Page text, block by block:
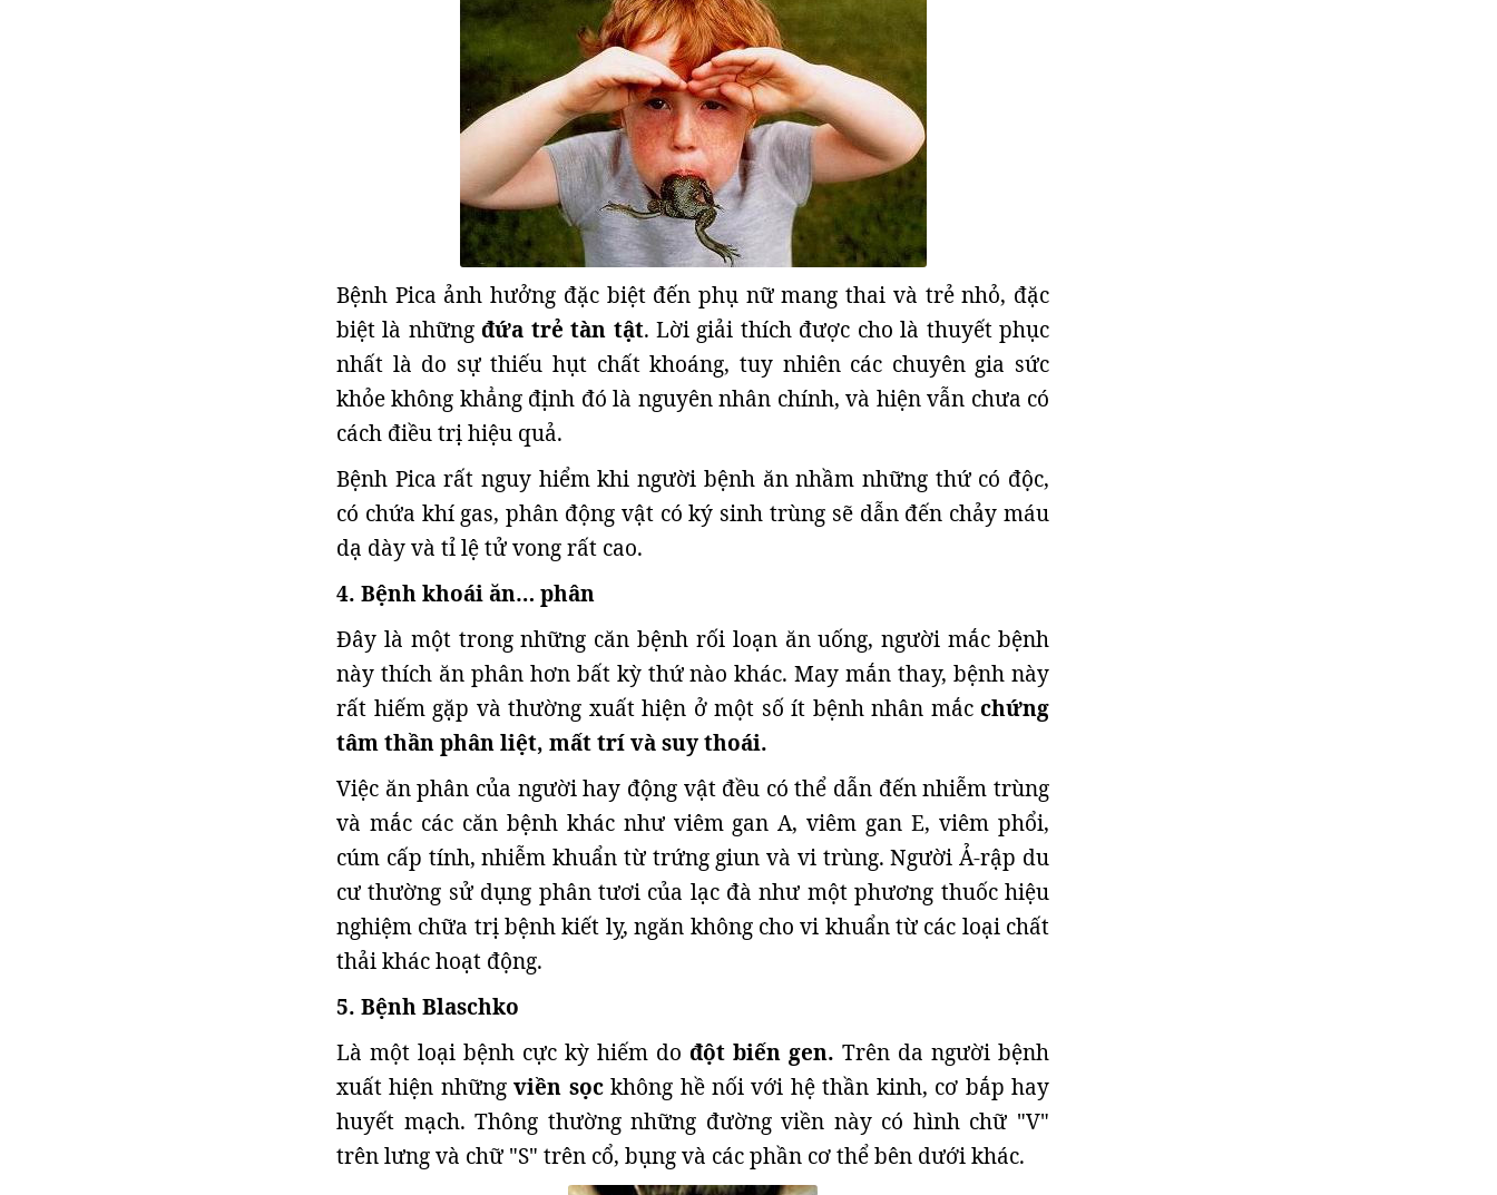
Bệnh Pica ảnh hưởng đặc biệt đến phụ nữ mang thai và trẻ nhỏ, đặc
biệt là nhữngđứa trẻ tàn tật. Lời giải thích được cho là thuyết phục
nhất là do sự thiếu hụt chất khoáng, tuy nhiên các chuyên gia sức
khỏe không khẳng định đó là nguyên nhân chính, và hiện vẫn chưa có
cách điều trị hiệu quả.
Bệnh Pica rất nguy hiểm khi người bệnh ăn nhầm những thứ có độc,
có chứa khí gas, phân động vật có ký sinh trùng sẽ dẫn đến chảy máu
dạ dày và tỉ lệ tử vong rất cao.
4. Bệnh khoái ăn… phân
Đây là một trong những căn bệnh rối loạn ăn uống, người mắc bệnh
này thích ăn phân hơn bất kỳ thứ nào khác. May mắn thay, bệnh này
rất hiếm gặp và thường xuất hiện ở một số ít bệnh nhân mắcchứng
tâm thần phân liệt, mất trí và suy thoái.
Việc ăn phân của người hay động vật đều có thể dẫn đến nhiễm trùng
và mắc các căn bệnh khác như viêm gan A, viêm gan E, viêm phổi,
cúm cấp tính, nhiễm khuẩn từ trứng giun và vi trùng. Người Ả-rập du
cư thường sử dụng phân tươi của lạc đà như một phương thuốc hiệu
nghiệm chữa trị bệnh kiết lỵ, ngăn không cho vi khuẩn từ các loại chất
thải khác hoạt động.
5. Bệnh Blaschko
Là một loại bệnh cực kỳ hiếm do đột biến gen. Trên da người bệnh
xuất hiện nhữngviền sọckhông hề nối với hệ thần kinh, cơ bắp hay
huyết mạch. Thông thường những đường viền này có hình chữ "V"
trên lưng và chữ "S" trên cổ, bụng và các phần cơ thể bên dưới khác.